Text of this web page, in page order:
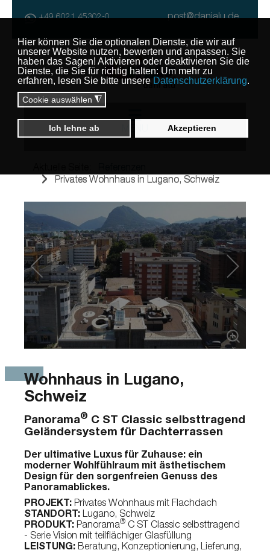
+49 6021 45302-0 post@danialu.de
Privates Wohnhaus in Lugano, Schweiz
Wohnhaus in Lugano,
Schweiz
Panorama® C ST Classic selbsttragend
Geländersystem für Dachterrassen
Der ultimative Luxus für Zuhause: ein
moderner Wohlfühlraum mit ästhetischem
Design für den sorgenfreien Genuss des
Panoramablickes.
PROJEKT: Privates Wohnhaus mit Flachdach
STANDORT: Lugano, Schweiz
PRODUKT: Panorama® C ST Classic selbsttragend
- Serie Vision mit teilflächiger Glasfüllung
LEISTUNG: Beratung, Konzeptionierung, Lieferung,